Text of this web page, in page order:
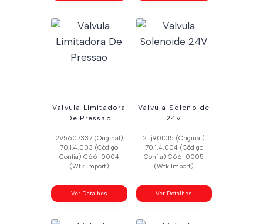
Valvula Limitadora
De Pressao
2V5607337 (Original)
70.1.4.003 (Código
Confia) C66-0004
(Wtk Import)
Ver Detalhes
Valvula Solenoide
24V
2Tj901015 (Original)
70.1.4.004 (Código
Confia) C66-0005
(Wtk Import)
Ver Detalhes